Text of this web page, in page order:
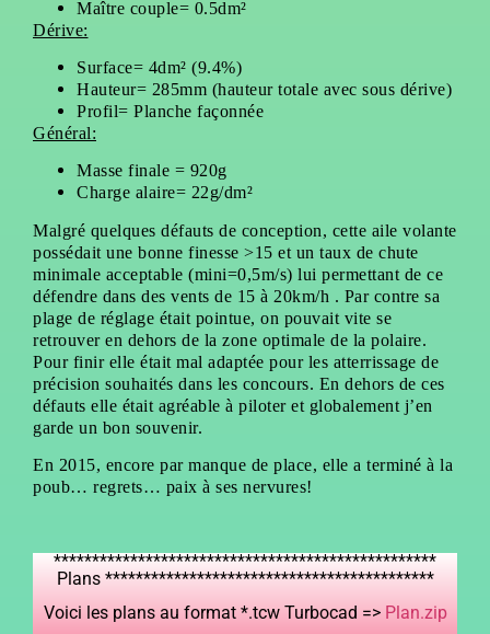
Maître couple= 0.5dm²
Dérive:
Surface= 4dm² (9.4%)
Hauteur= 285mm (hauteur totale avec sous dérive)
Profil= Planche façonnée
Général:
Masse finale = 920g
Charge alaire= 22g/dm²
Malgré quelques défauts de conception, cette aile volante
possédait une bonne finesse >15 et un taux de chute
minimale acceptable (mini=0,5m/s) lui permettant de ce
défendre dans des vents de 15 à 20km/h . Par contre sa
plage de réglage était pointue, on pouvait vite se
retrouver en dehors de la zone optimale de la polaire.
Pour finir elle était mal adaptée pour les atterrissage de
précision souhaités dans les concours. En dehors de ces
défauts elle était agréable à piloter et globalement j’en
garde un bon souvenir.
En 2015, encore par manque de place, elle a terminé à la
poub… regrets… paix à ses nervures!
**************************************************
Plans *******************************************
Voici les plans au format *.tcw Turbocad => Plan.zip